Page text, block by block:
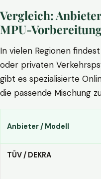
Vergleich:
MPU-
In vielen Regionen
oder privaten
gibt es spezialisierte
die passende Mischung
Anbieter / Modell
TÜV / DEKRA